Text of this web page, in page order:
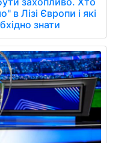
в Лізі Європи і які
знати